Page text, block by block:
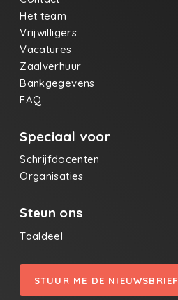
Het team
Vrijwilligers
Vacatures
Zaalverhuur
Bankgegevens
FAQ
Speciaal voor
Schrijfdocenten
Organisaties
Steun ons
Taaldeel
STUUR ME DE NIEUWSBRIEF